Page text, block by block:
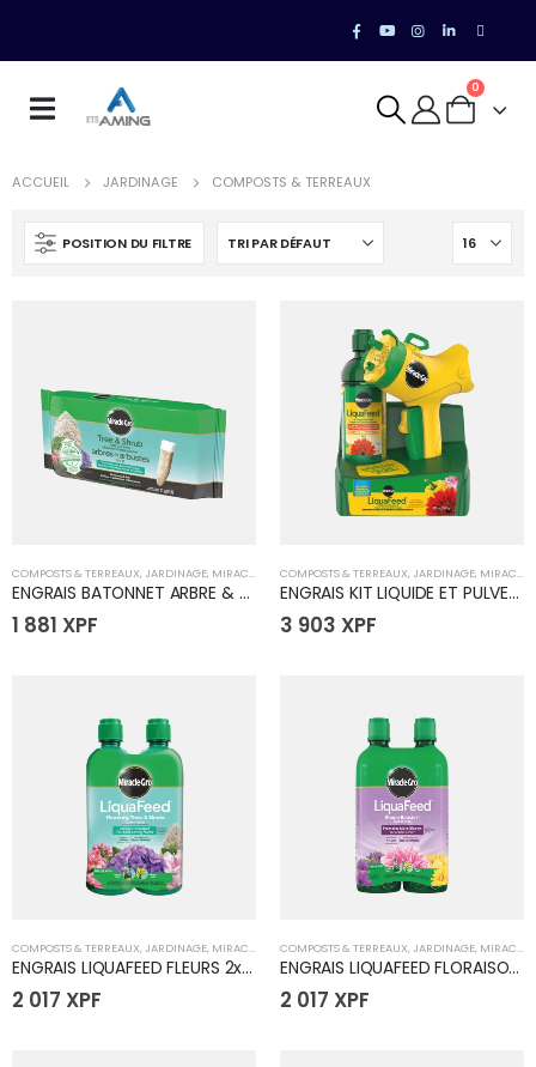
0
ACCUEIL JARDINAGE COMPOSTS & TERREAUX
POSITION DU FILTRE
COMPOSTS & TERREAUX, JARDINAGE, MIRACLE GRO
ENGRAIS BATONNET ARBRE & ARBUSTE
1 881 XPF
COMPOSTS & TERREAUX, JARDINAGE, MIRACLE GRO
ENGRAIS KIT LIQUIDE ET PULVERISATEUR
3 903 XPF
COMPOSTS & TERREAUX, JARDINAGE, MIRACLE GRO
ENGRAIS LIQUAFEED FLEURS 2x473 ml
2 017 XPF
COMPOSTS & TERREAUX, JARDINAGE, MIRACLE GRO
ENGRAIS LIQUAFEED FLORAISON 2x473 ml
2 017 XPF